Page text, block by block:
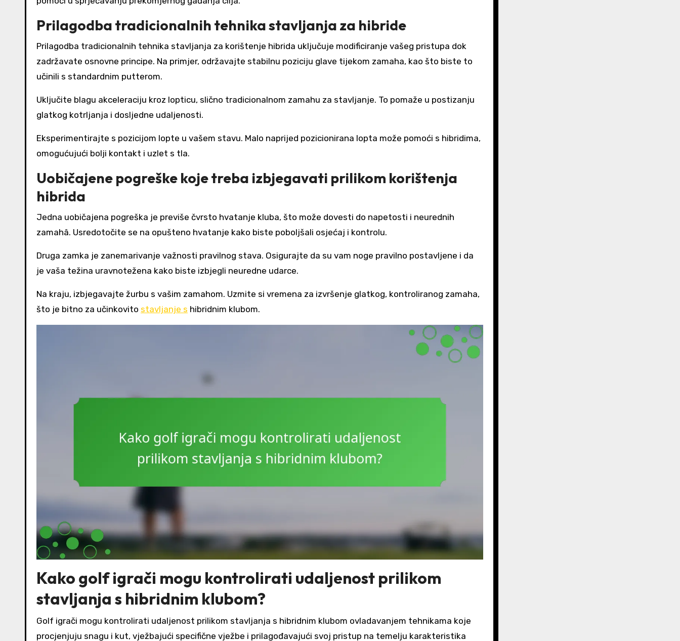
Prilagodba tradicionalnih tehnika stavljanja za hibride
Prilagodba tradicionalnih tehnika stavljanja za korištenje hibrida uključuje modificiranje vašeg pristupa dok
zadržavate osnovne principe. Na primjer, održavajte stabilnu poziciju glave tijekom zamaha, kao što biste to
učinili s standardnim putterom.
Uključite blagu akceleraciju kroz lopticu, slično tradicionalnom zamahu za stavljanje. To pomaže u postizanju
glatkog kotrljanja i dosljedne udaljenosti.
Eksperimentirajte s pozicijom lopte u vašem stavu. Malo naprijed pozicionirana lopta može pomoći s hibridima,
omogućujući bolji kontakt i uzlet s tla.
Uobičajene pogreške koje treba izbjegavati prilikom korištenja
hibrida
Jedna uobičajena pogreška je previše čvrsto hvatanje kluba, što može dovesti do napetosti i neurednih
zamahâ. Usredotočite se na opušteno hvatanje kako biste poboljšali osjećaj i kontrolu.
Druga zamka je zanemarivanje važnosti pravilnog stava. Osigurajte da su vam noge pravilno postavljene i da
je vaša težina uravnotežena kako biste izbjegli neuredne udarce.
Na kraju, izbjegavajte žurbu s vašim zamahom. Uzmite si vremena za izvršenje glatkog, kontroliranog zamaha,
što je bitno za učinkovito stavljanje s hibridnim klubom.
Kako golf igrači mogu kontrolirati udaljenost prilikom
stavljanja s hibridnim klubom?
Golf igrači mogu kontrolirati udaljenost prilikom stavljanja s hibridnim klubom ovladavanjem tehnikama koje
procjenjuju snagu i kut, vježbajući specifične vježbe i prilagođavajući svoj pristup na temelju karakteristika